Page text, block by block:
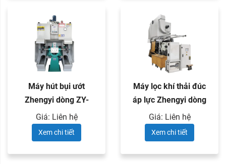
Máy hút bụi ướt
Zhengyi dòng ZY-
SF300
Giá: Liên hệ
Xem chi tiết
Máy lọc khí thải đúc
áp lực Zhengyi dòng
ZY-JH
Giá: Liên hệ
Xem chi tiết